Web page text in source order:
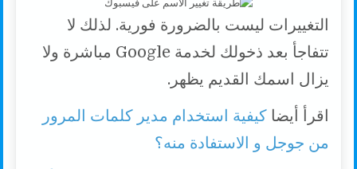
التغييرات ليست بالضرورة فورية. لذلك لا
تتفاجأ بعد ذخولك لخدمة Google مباشرة ولا
يزال اسمك القديم يظهر.
اقرأ أيضاكيفية استخدام مدير كلمات المرور
من جوجل و الاستفادة منه؟